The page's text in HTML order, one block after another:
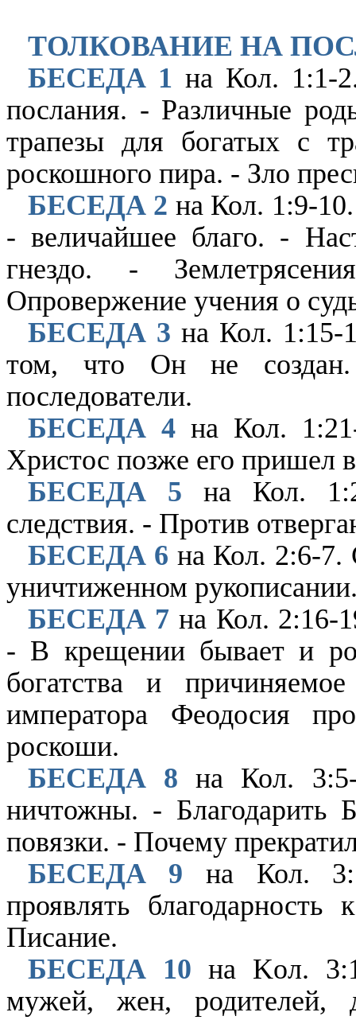
ТОЛКОВАНИЕ НА
БЕСЕДА 1 на Кол. 1:1-
послания. - Различные
трапезы для богатых с
роскошного пира. - Зло
БЕСЕДА 2 на Кол. 1:9-
- величайшее благо. -
гнездо. -
Опровержение учения о
БЕСЕДА 3 на Кол. 1:15-
том, что Он не
последователи.
БЕСЕДА 4на Кол.
Христос позже его пришел
БЕСЕДА 5 на Кол.
следствия. - Против
БЕСЕДА 6 на Кол. 2:6-7.
уничтиженном
БЕСЕДА 7 на Кол. 2:16-
- В крещении бывает и
богатства и
императора Феодосия
роскоши.
БЕСЕДА 8 на Кол.
ничтожны. - Благодарить
повязки. - Почему
БЕСЕДА 9 на Кол.
проявлять
Писание.
БЕСЕДА 10 на Koл.
мужей, жен, родителей,